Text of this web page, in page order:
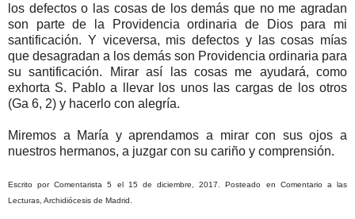
los defectos o las cosas de los demás que no me agradan
son parte de la Providencia ordinaria de Dios para mi
santificación. Y viceversa, mis defectos y las cosas mías
que desagradan a los demás son Providencia ordinaria para
su santificación. Mirar así las cosas me ayudará, como
exhorta S. Pablo a llevar los unos las cargas de los otros
(Ga 6, 2) y hacerlo con alegría.
Miremos a María y aprendamos a mirar con sus ojos a
nuestros hermanos, a juzgar con su cariño y comprensión.
Escrito por Comentarista 5 el 15 de diciembre, 2017. Posteado en Comentario a las
Lecturas, Archidiócesis de Madrid.